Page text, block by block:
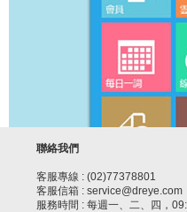
聯絡我們
客服專線 : (02)77378801
客服信箱 : service@dreye.com
服務時間 : 每週一、二、四，